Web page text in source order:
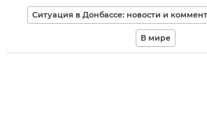
Ситуация в Донбассе: новости и
В мире